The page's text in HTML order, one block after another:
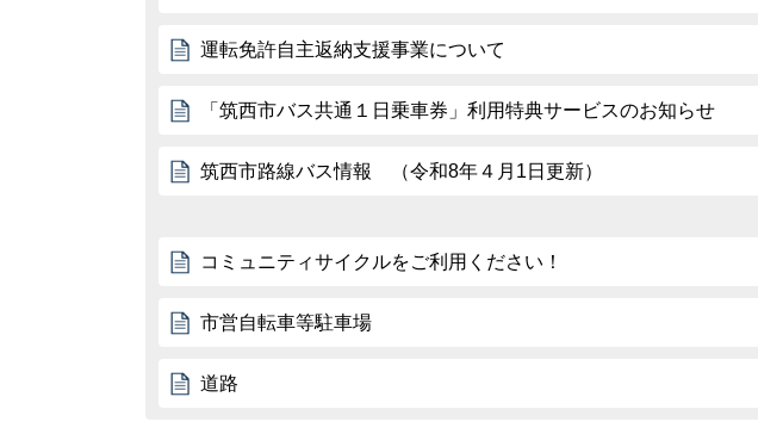
運転免許自主返納支援事業について
「筑西市バス共通１日乗車券」利用特典サービスのお知らせ
筑西市路線バス情報 （令和8年４月1日更新）
コミュニティサイクルをご利用ください！
市営自転車等駐車場
道路